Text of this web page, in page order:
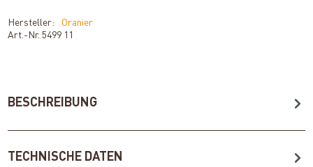
Hersteller:
Oranier
Art.-Nr.5499 11
BESCHREIBUNG
TECHNISCHE DATEN